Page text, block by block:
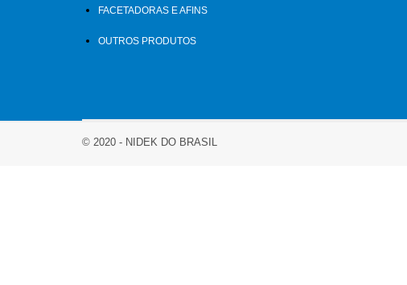
FACETADORAS E AFINS
OUTROS PRODUTOS
© 2020 - NIDEK DO BRASIL